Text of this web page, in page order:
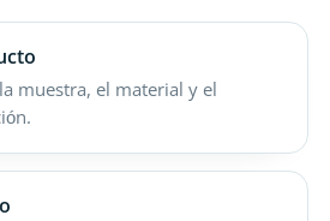
muestra, el material y el